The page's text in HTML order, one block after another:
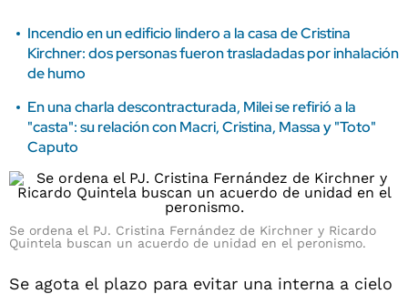
Incendio en un edificio lindero a la casa de Cristina
Kirchner: dos personas fueron trasladadas por inhalación
de humo
En una charla descontracturada, Milei se refirió a la
"casta": su relación con Macri, Cristina, Massa y "Toto"
Caputo
Se ordena el PJ. Cristina Fernández de Kirchner y Ricardo
Quintela buscan un acuerdo de unidad en el peronismo.
Se agota el plazo para evitar una interna a cielo